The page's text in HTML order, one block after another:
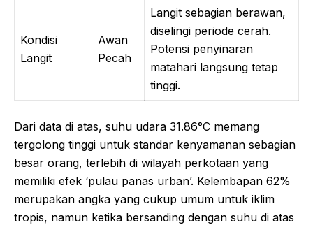
Kondisi
Langit
Awan
Pecah
Langit sebagian berawan,
diselingi periode cerah.
Potensi penyinaran
matahari langsung tetap
tinggi.
Dari data di atas, suhu udara 31.86°C memang
tergolong tinggi untuk standar kenyamanan sebagian
besar orang, terlebih di wilayah perkotaan yang
memiliki efek ‘pulau panas urban’. Kelembapan 62%
merupakan angka yang cukup umum untuk iklim
tropis, namun ketika bersanding dengan suhu di atas